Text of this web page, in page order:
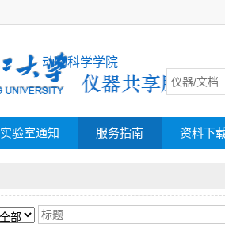
动物科学学院
实验室通知 服务指南 资料下